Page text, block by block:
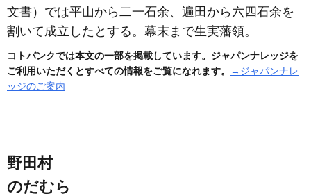
文書） では平山から二一石余、遍田から六四石余を
割いて成立したとする。幕末まで生実藩領。
コトバンクでは本文の一部を掲載しています。ジャパンナレッジを
ご利用いただくとすべての情報をご覧になれます。
→ジャパンナレ
ッジのご案内
野田村
のだむら